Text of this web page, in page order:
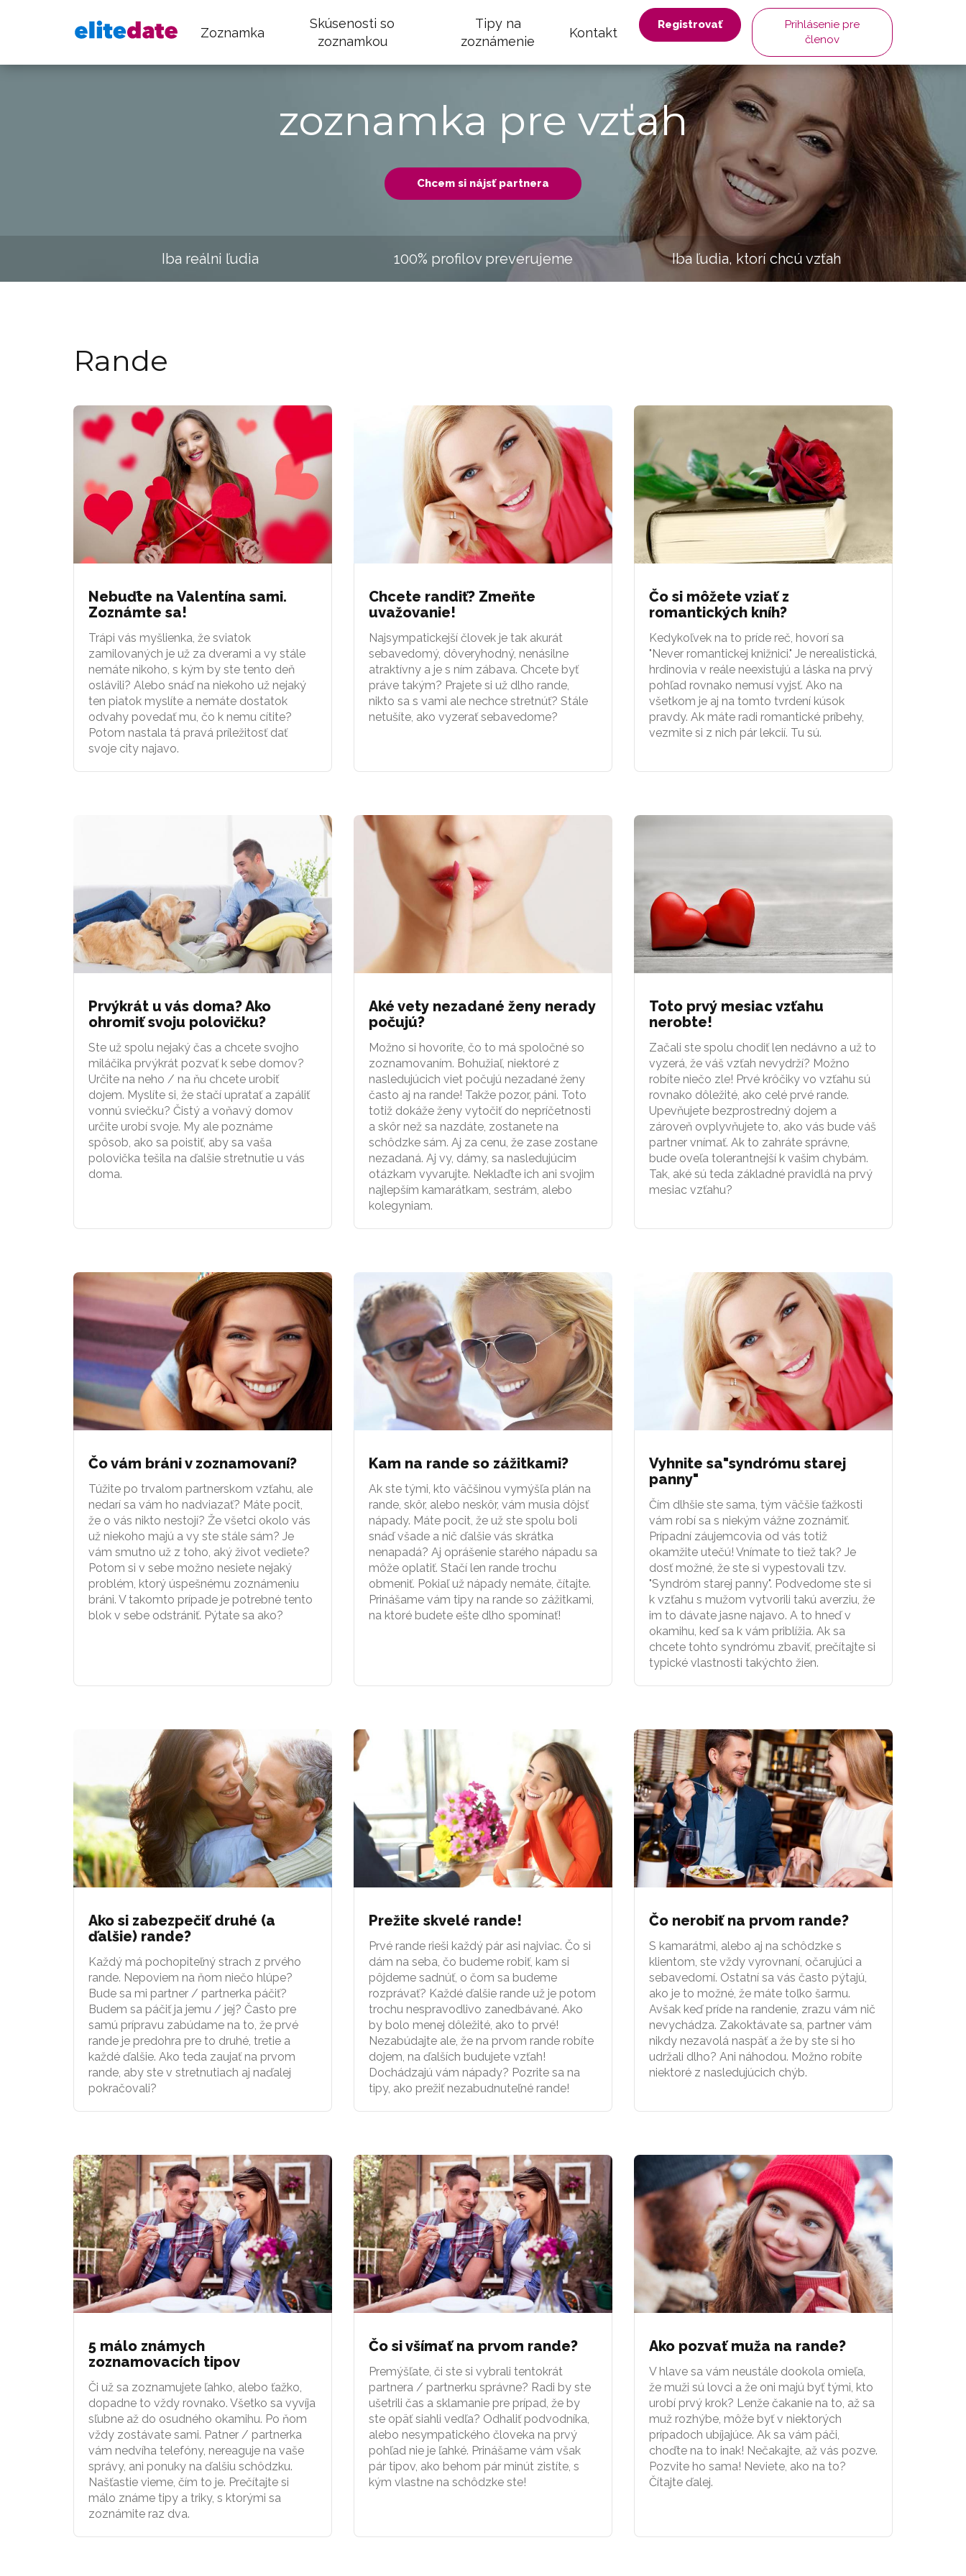
Zoznamka
Skúsenosti so
zoznamkou
Tipy na
zoznámenie
Kontakt
Registrovať
Prihlásenie pre
členov
zoznamka pre vzťah
Chcem si nájsť partnera
Iba reálni ľudia 100% profilov preverujeme Iba ľudia, ktorí chcú vzťah
Rande
Nebuďte na Valentína sami.
Zoznámte sa!
Trápi vás myšlienka, že sviatok
zamilovaných je už za dverami a vy stále
nemáte nikoho, s kým by ste tento deň
oslávili? Alebo snáď na niekoho už nejaký
ten piatok myslíte a nemáte dostatok
odvahy povedať mu, čo k nemu cítite?
Potom nastala tá pravá príležitosť dať
svoje city najavo.
Chcete randiť? Zmeňte
uvažovanie!
Najsympatickejší človek je tak akurát
sebavedomý, dôveryhodný, nenásilne
atraktívny a je s ním zábava. Chcete byť
práve takým? Prajete si už dlho rande,
nikto sa s vami ale nechce stretnúť? Stále
netušíte, ako vyzerať sebavedome?
Čo si môžete vziať z
romantických kníh?
Kedykoľvek na to príde reč, hovorí sa
"Never romantickej knižnici." Je nerealistická,
hrdinovia v reále neexistujú a láska na prvý
pohľad rovnako nemusí vyjsť. Ako na
všetkom je aj na tomto tvrdení kúsok
pravdy. Ak máte radi romantické príbehy,
vezmite si z nich pár lekcií. Tu sú.
Prvýkrát u vás doma? Ako
ohromiť svoju polovičku?
Ste už spolu nejaký čas a chcete svojho
miláčika prvýkrát pozvať k sebe domov?
Určite na neho / na ňu chcete urobiť
dojem. Myslíte si, že stačí upratať a zapáliť
vonnú sviečku? Čistý a voňavý domov
určite urobí svoje. My ale poznáme
spôsob, ako sa poistiť, aby sa vaša
polovička tešila na ďalšie stretnutie u vás
doma.
Aké vety nezadané ženy nerady
počujú?
Možno si hovoríte, čo to má spoločné so
zoznamovaním. Bohužiaľ, niektoré z
nasledujúcich viet počujú nezadané ženy
často aj na rande! Takže pozor, páni. Toto
totiž dokáže ženy vytočiť do nepríčetnosti
a skôr než sa nazdáte, zostanete na
schôdzke sám. Aj za cenu, že zase zostane
nezadaná. Aj vy, dámy, sa nasledujúcim
otázkam vyvarujte. Neklaďte ich ani svojim
najlepším kamarátkam, sestrám, alebo
kolegyniam.
Toto prvý mesiac vzťahu
nerobte!
Začali ste spolu chodiť len nedávno a už to
vyzerá, že váš vzťah nevydrží? Možno
robíte niečo zle! Prvé krôčiky vo vzťahu sú
rovnako dôležité, ako celé prvé rande.
Upevňujete bezprostredný dojem a
zároveň ovplyvňujete to, ako vás bude váš
partner vnímať. Ak to zahráte správne,
bude oveľa tolerantnejší k vašim chybám.
Tak, aké sú teda základné pravidlá na prvý
mesiac vzťahu?
Čo vám bráni v zoznamovaní?
Túžite po trvalom partnerskom vzťahu, ale
nedarí sa vám ho nadviazať? Máte pocit,
že o vás nikto nestojí? Že všetci okolo vás
už niekoho majú a vy ste stále sám? Je
vám smutno už z toho, aký život vediete?
Potom si v sebe možno nesiete nejaký
problém, ktorý úspešnému zoznámeniu
bráni. V takomto prípade je potrebné tento
blok v sebe odstrániť. Pýtate sa ako?
Kam na rande so zážitkami?
Ak ste tými, kto väčšinou vymýšľa plán na
rande, skôr, alebo neskôr, vám musia dôjsť
nápady. Máte pocit, že už ste spolu boli
snáď všade a nič ďalšie vás skrátka
nenapadá? Aj oprášenie starého nápadu sa
môže oplatiť. Stačí len rande trochu
obmeniť. Pokiaľ už nápady nemáte, čítajte.
Prinášame vám tipy na rande so zážitkami,
na ktoré budete ešte dlho spomínať!
Vyhnite sa"syndrómu starej
panny"
Čím dlhšie ste sama, tým väčšie ťažkosti
vám robí sa s niekým vážne zoznámiť.
Prípadní záujemcovia od vás totiž
okamžite utečú! Vnímate to tiež tak? Je
dosť možné, že ste si vypestovali tzv.
"Syndróm starej panny". Podvedome ste si
k vzťahu s mužom vytvorili takú averziu, že
im to dávate jasne najavo. A to hneď v
okamihu, keď sa k vám priblížia. Ak sa
chcete tohto syndrómu zbaviť, prečítajte si
typické vlastnosti takýchto žien.
Ako si zabezpečiť druhé (a
ďalšie) rande?
Každý má pochopiteľný strach z prvého
rande. Nepoviem na ňom niečo hlúpe?
Bude sa mi partner / partnerka páčiť?
Budem sa páčiť ja jemu / jej? Často pre
samú prípravu zabúdame na to, že prvé
rande je predohra pre to druhé, tretie a
každé ďalšie. Ako teda zaujať na prvom
rande, aby ste v stretnutiach aj naďalej
pokračovali?
Prežite skvelé rande!
Prvé rande rieši každý pár asi najviac. Čo si
dám na seba, čo budeme robiť, kam si
pôjdeme sadnúť, o čom sa budeme
rozprávať? Každé ďalšie rande už je potom
trochu nespravodlivo zanedbávané. Ako
by bolo menej dôležité, ako to prvé!
Nezabúdajte ale, že na prvom rande robíte
dojem, na ďalších budujete vzťah!
Dochádzajú vám nápady? Pozrite sa na
tipy, ako prežiť nezabudnuteľné rande!
Čo nerobiť na prvom rande?
S kamarátmi, alebo aj na schôdzke s
klientom, ste vždy vyrovnaní, očarujúci a
sebavedomí. Ostatní sa vás často pýtajú,
ako je to možné, že máte toľko šarmu.
Avšak keď príde na randenie, zrazu vám nič
nevychádza. Zakoktávate sa, partner vám
nikdy nezavolá naspäť a že by ste si ho
udržali dlho? Ani náhodou. Možno robíte
niektoré z nasledujúcich chýb.
5 málo známych
zoznamovacích tipov
Či už sa zoznamujete ľahko, alebo ťažko,
dopadne to vždy rovnako. Všetko sa vyvíja
sľubne až do osudného okamihu. Po ňom
vždy zostávate sami. Patner / partnerka
vám nedvíha telefóny, nereaguje na vaše
správy, ani ponuky na ďalšiu schôdzku.
Našťastie vieme, čím to je. Prečítajte si
málo známe tipy a triky, s ktorými sa
zoznámite raz dva.
Čo si všímať na prvom rande?
Premýšľate, či ste si vybrali tentokrát
partnera / partnerku správne? Radi by ste
ušetrili čas a sklamanie pre prípad, že by
ste opäť siahli vedľa? Odhaliť podvodníka,
alebo nesympatického človeka na prvý
pohľad nie je ľahké. Prinášame vám však
pár tipov, ako behom pár minút zistíte, s
kým vlastne na schôdzke ste!
Ako pozvať muža na rande?
V hlave sa vám neustále dookola omieľa,
že muži sú lovci a že oni majú byť tými, kto
urobí prvý krok? Lenže čakanie na to, až sa
muž rozhýbe, môže byť v niektorých
prípadoch ubíjajúce. Ak sa vám páči,
choďte na to inak! Nečakajte, až vás pozve.
Pozvite ho sama! Neviete, ako na to?
Čítajte ďalej.